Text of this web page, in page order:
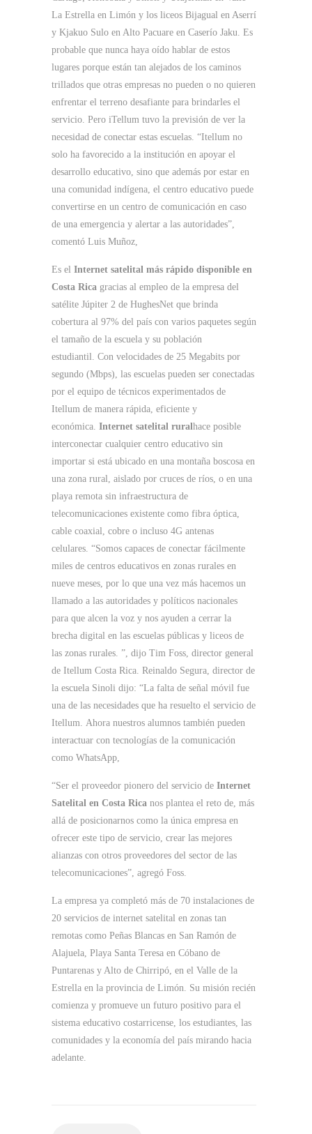
La Estrella en Limón y los liceos Bijagual en Aserrí
y Kjakuo Sulo en Alto Pacuare en Caserío Jaku. Es
probable que nunca haya oído hablar de estos
lugares porque están tan alejados de los caminos
trillados que otras empresas no pueden o no quieren
enfrentar el terreno desafiante para brindarles el
servicio. Pero iTellum tuvo la previsión de ver la
necesidad de conectar estas escuelas. “Itellum no
solo ha favorecido a la institución en apoyar el
desarrollo educativo, sino que además por estar en
una comunidad indígena, el centro educativo puede
convertirse en un centro de comunicación en caso
de una emergencia y alertar a las autoridades”,
comentó Luis Muñoz,
Es el Internet satelital más rápido disponible en
Costa Rica gracias al empleo de la empresa del
satélite Júpiter 2 de HughesNet que brinda
cobertura al 97% del país con varios paquetes según
el tamaño de la escuela y su población
estudiantil. Con velocidades de 25 Megabits por
segundo (Mbps), las escuelas pueden ser conectadas
por el equipo de técnicos experimentados de
Itellum de manera rápida, eficiente y
económica. Internet satelital rural hace posible
interconectar cualquier centro educativo sin
importar si está ubicado en una montaña boscosa en
una zona rural, aislado por cruces de ríos, o en una
playa remota sin infraestructura de
telecomunicaciones existente como fibra óptica,
cable coaxial, cobre o incluso 4G antenas
celulares. “Somos capaces de conectar fácilmente
miles de centros educativos en zonas rurales en
nueve meses, por lo que una vez más hacemos un
llamado a las autoridades y políticos nacionales
para que alcen la voz y nos ayuden a cerrar la
brecha digital en las escuelas públicas y liceos de
las zonas rurales. ”, dijo Tim Foss, director general
de Itellum Costa Rica. Reinaldo Segura, director de
la escuela Sinoli dijo: “La falta de señal móvil fue
una de las necesidades que ha resuelto el servicio de
Itellum. Ahora nuestros alumnos también pueden
interactuar con tecnologías de la comunicación
como WhatsApp,
“Ser el proveedor pionero del servicio de Internet
Satelital en Costa Rica nos plantea el reto de, más
allá de posicionarnos como la única empresa en
ofrecer este tipo de servicio, crear las mejores
alianzas con otros proveedores del sector de las
telecomunicaciones”, agregó Foss.
La empresa ya completó más de 70 instalaciones de
20 servicios de internet satelital en zonas tan
remotas como Peñas Blancas en San Ramón de
Alajuela, Playa Santa Teresa en Cóbano de
Puntarenas y Alto de Chirripó, en el Valle de la
Estrella en la provincia de Limón. Su misión recién
comienza y promueve un futuro positivo para el
sistema educativo costarricense, los estudiantes, las
comunidades y la economía del país mirando hacia
adelante.